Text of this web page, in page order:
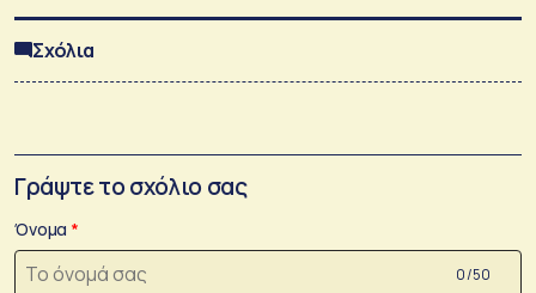
Σχόλια
Γράψτε το σχόλιο σας
Όνομα
0 /50